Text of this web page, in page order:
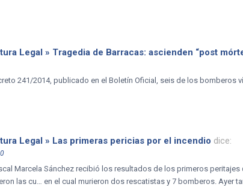
Legal » Tragedia de Barracas: ascienden “post
241/2014, publicado en el Boletín Oficial, seis de los bomberos
Legal » Las primeras pericias por el incendio dice:
Marcela Sánchez recibió los resultados de los primeros
las cu… en el cual murieron dos rescatistas y 7 bomberos. Ayer